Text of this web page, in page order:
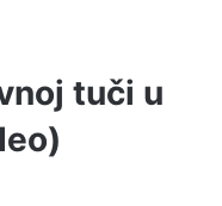
tuči u